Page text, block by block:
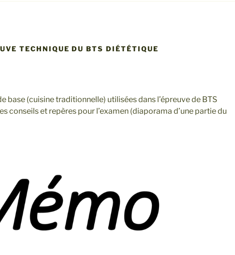
TECHNIQUE DU BTS DIÉTÉTIQUE
base (cuisine traditionnelle) utilisées dans l’épreuve de BTS
conseils et repères pour l’examen (diaporama d’une partie du